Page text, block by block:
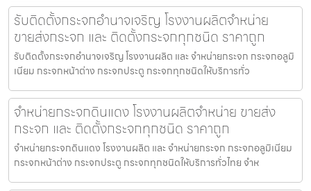
รับติดตั้งกระจกอำนาจเจริญ โรงงานผลิตจำหน่าย
ขายส่งกระจก และ ติดตั้งกระจกทุกชนิด ราคาถูก
รับติดตั้งกระจกอำนาจเจริญ โรงงานผลิต และ จำหน่ายกระจก กระจกอลูมิ
เนียม กระจกหน้าต่าง กระจกประตู กระจกทุกชนิดให้บริการทั่ว
จำหน่ายกระจกดินแดง โรงงานผลิตจำหน่าย ขายส่ง
กระจก และ ติดตั้งกระจกทุกชนิด ราคาถูก
จำหน่ายกระจกดินแดง โรงงานผลิต และ จำหน่ายกระจก กระจกอลูมิเนียม
กระจกหน้าต่าง กระจกประตู กระจกทุกชนิดให้บริการทั่วไทย จำห